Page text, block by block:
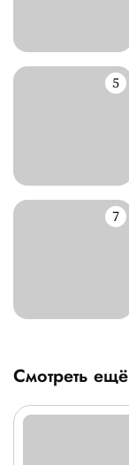
Смотреть ещё